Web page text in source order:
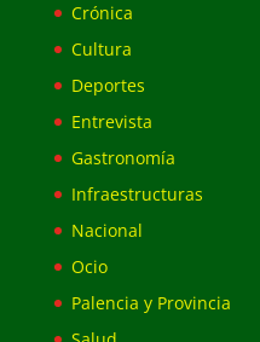
Crónica
Cultura
Deportes
Entrevista
Gastronomía
Infraestructuras
Nacional
Ocio
Palencia y Provincia